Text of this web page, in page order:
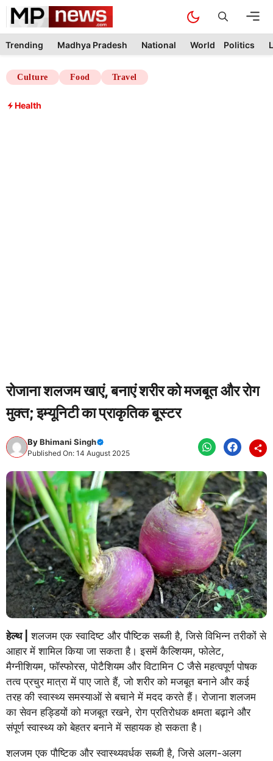
Skip
content
Trending Madhya Pradesh National World Politics
Culture Food Travel
Health
रोजाना शलजम खाएं, बनाएं शरीर को मजबूत और रोग
मुक्त; इम्यूनिटी का प्राकृतिक बूस्टर
ByBhimani Singh
Published On: 14 August 2025
हेल्थ |
शलजम एक स्वादिष्ट और पौष्टिक सब्जी है, जिसे विभिन्न तरीकों से
आहार में शामिल किया जा सकता है। इसमें कैल्शियम, फोलेट,
मैग्नीशियम, फॉस्फोरस, पोटैशियम और विटामिन C जैसे महत्वपूर्ण पोषक
तत्व प्रचुर मात्रा में पाए जाते हैं, जो शरीर को मजबूत बनाने और कई
तरह की स्वास्थ्य समस्याओं से बचाने में मदद करते हैं। रोजाना शलजम
का सेवन हड्डियों को मजबूत रखने, रोग प्रतिरोधक क्षमता बढ़ाने और
संपूर्ण स्वास्थ्य को बेहतर बनाने में सहायक हो सकता है।
शलजम एक पौष्टिक और स्वास्थ्यवर्धक सब्जी है, जिसे अलग-अलग